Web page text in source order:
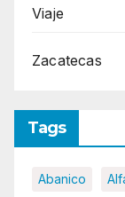
Viaje
Zacatecas
Tags
Abanico